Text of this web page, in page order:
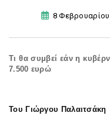
8
Τι θα συμβεί εάν η
7.500 ευρώ
Του Γιώργου Παλαιτσάκη